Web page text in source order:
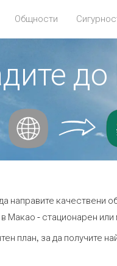
Общности
направите качествени
Макао - стационарен или
план, за да получите